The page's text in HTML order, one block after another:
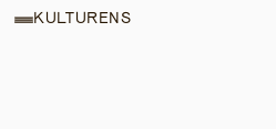
KULTURENS